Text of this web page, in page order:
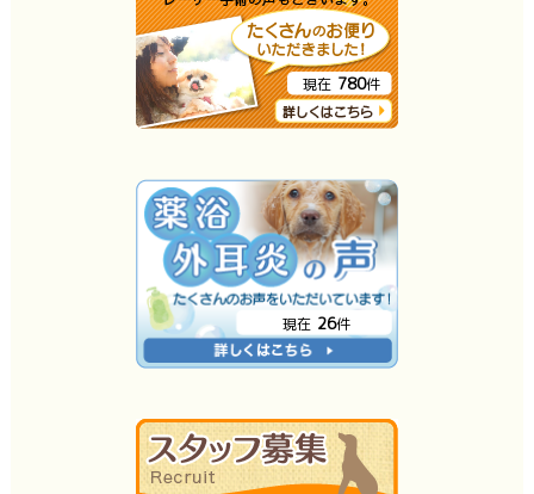
現在 780件
現在 26件